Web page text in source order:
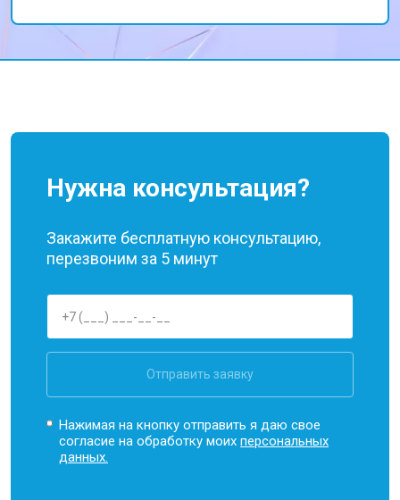
Нужна консультация?
Закажите бесплатную консультацию,
перезвоним за 5 минут
Отправить заявку
Нажимая на кнопку отправить я даю свое
согласие на обработку моихперсональных
данных.